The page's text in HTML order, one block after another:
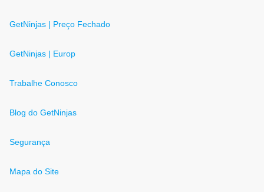
GetNinjas | Preço Fechado
GetNinjas | Europ
Trabalhe Conosco
Blog do GetNinjas
Segurança
Mapa do Site